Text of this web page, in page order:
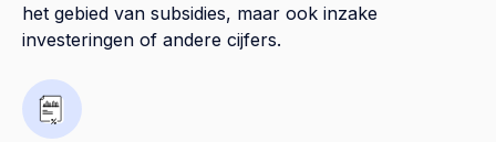
het gebied van subsidies, maar ook inzake
investeringen of andere cijfers.